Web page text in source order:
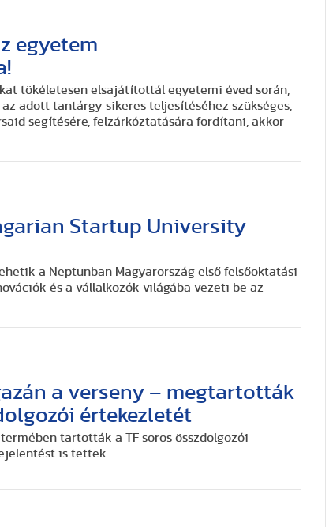
egyetem
tökéletesen elsajátítottál egyetemi éved során,
adott tantárgy sikeres teljesítéséhez szükséges,
segítésére, felzárkóztatására fordítani, akkor
Startup University
a Neptunban Magyarország első felsőoktatási
és a vállalkozók világába vezeti be az
a verseny – megtartották
értekezletét
tartották a TF soros összdolgozói
is tettek.